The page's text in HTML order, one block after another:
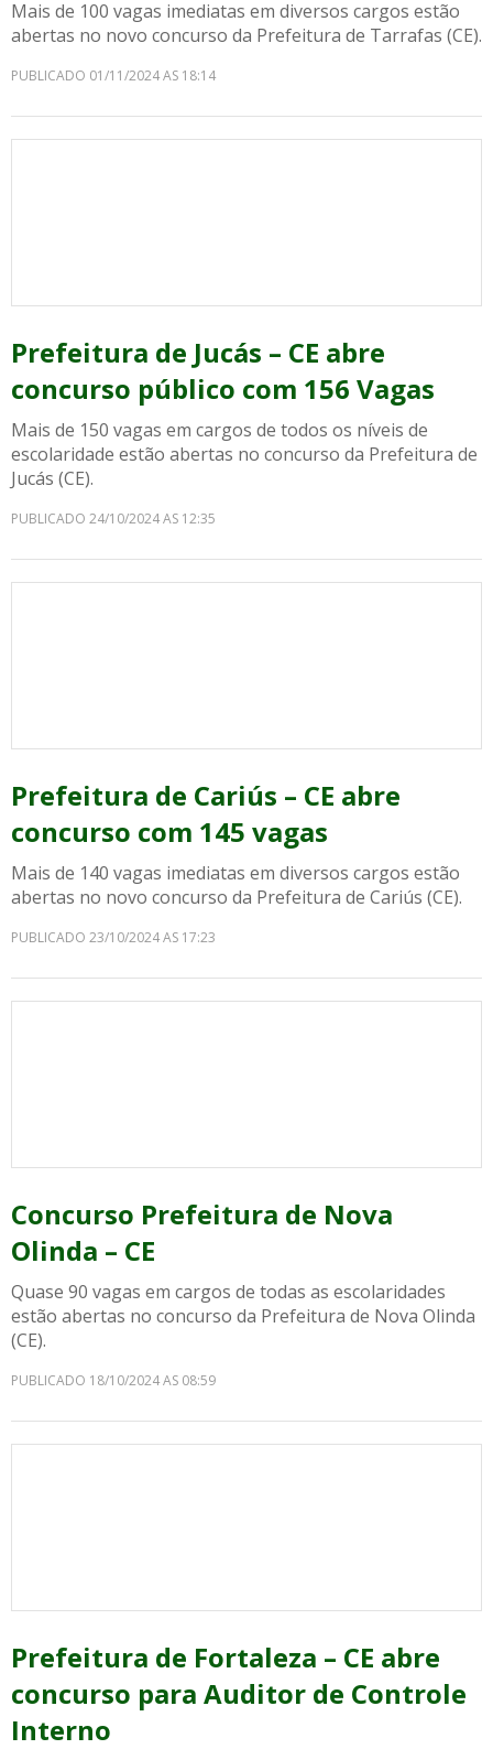
Mais de 100 vagas imediatas em diversos cargos estão
abertas no novo concurso da Prefeitura de Tarrafas (CE).
PUBLICADO 01/11/2024 AS 18:14
Prefeitura de Jucás – CE abre
concurso público com 156 Vagas
Mais de 150 vagas em cargos de todos os níveis de
escolaridade estão abertas no concurso da Prefeitura de
Jucás (CE).
PUBLICADO 24/10/2024 AS 12:35
Prefeitura de Cariús – CE abre
concurso com 145 vagas
Mais de 140 vagas imediatas em diversos cargos estão
abertas no novo concurso da Prefeitura de Cariús (CE).
PUBLICADO 23/10/2024 AS 17:23
Concurso Prefeitura de Nova
Olinda – CE
Quase 90 vagas em cargos de todas as escolaridades
estão abertas no concurso da Prefeitura de Nova Olinda
(CE).
PUBLICADO 18/10/2024 AS 08:59
Prefeitura de Fortaleza – CE abre
concurso para Auditor de Controle
Interno